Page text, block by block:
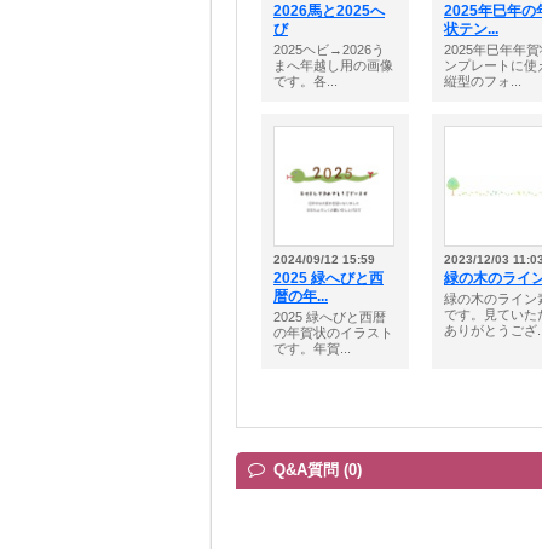
2026馬と2025へ
び
2025ヘビ→2026う
まへ年越し用の画像
です。各...
2025年巳年の
状テン...
2025年巳年年
ンプレートに使
縦型のフォ...
2024/09/12 15:59
2025 緑へびと西
暦の年...
2025 緑へびと西暦
の年賀状のイラスト
です。年賀...
2023/12/03
緑の木のライ
緑の木のライン
です。見ていた
ありがとうござ
Q&A質問 (0)